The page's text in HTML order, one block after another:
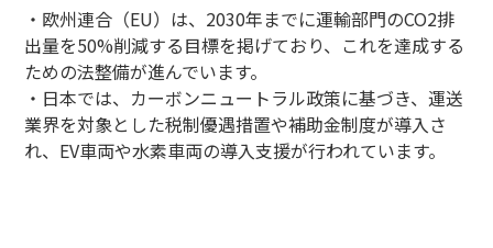
・欧州連合（EU）は、2030年までに運輸部門のCO2排
出量を50%削減する目標を掲げており、これを達成する
ための法整備が進んでいます。
・日本では、カーボンニュートラル政策に基づき、運送
業界を対象とした税制優遇措置や補助金制度が導入さ
れ、EV車両や水素車両の導入支援が行われています。